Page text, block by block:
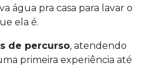
água pra casa para lavar o
ela é.
de percurso, atendendo
primeira experiência até